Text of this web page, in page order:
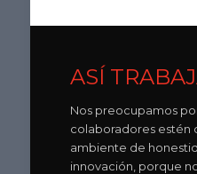
ASÍ
Nos preocupamos
colaboradores estén
ambiente de
innovación, porque